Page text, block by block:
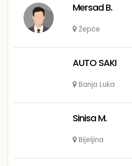
Mersad B.
Žepče
AUTO SAKI
Banja Luka
Sinisa M.
Bijeljina